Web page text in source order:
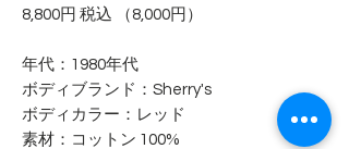
8,800円 税込 （8,000円）
年代：1980年代
ボディブランド：Sherry's
ボディカラー：レッド
素材：コットン 100%